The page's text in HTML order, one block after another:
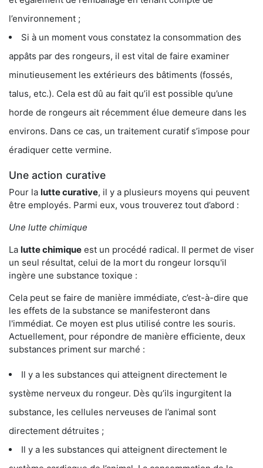
l’environnement ;
Si à un moment vous constatez la consommation des
appâts par des rongeurs, il est vital de faire examiner
minutieusement les extérieurs des bâtiments (fossés,
talus, etc.). Cela est dû au fait qu’il est possible qu’une
horde de rongeurs ait récemment élue demeure dans les
environs. Dans ce cas, un traitement curatif s’impose pour
éradiquer cette vermine.
Une action curative
Pour la lutte curative, il y a plusieurs moyens qui peuvent
être employés. Parmi eux, vous trouverez tout d’abord :
Une lutte chimique
La lutte chimique est un procédé radical. Il permet de viser
un seul résultat, celui de la mort du rongeur lorsqu'il
ingère une substance toxique :
Cela peut se faire de manière immédiate, c’est-à-dire que
les effets de la substance se manifesteront dans
l'immédiat. Ce moyen est plus utilisé contre les souris.
Actuellement, pour répondre de manière efficiente, deux
substances priment sur marché :
Il y a les substances qui atteignent directement le
système nerveux du rongeur. Dès qu’ils ingurgitent la
substance, les cellules nerveuses de l’animal sont
directement détruites ;
Il y a les substances qui atteignent directement le